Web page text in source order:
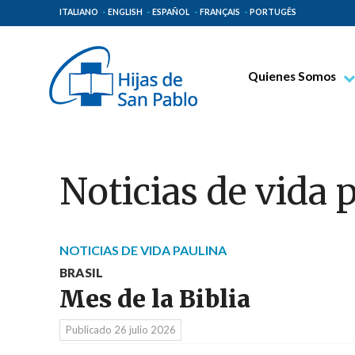
ITALIANO ENGLISH ESPAÑOL FRANÇAIS PORTUGÊS
Quienes Somos
Misión Paulina
Noticias de vida
NOTICIAS DE VIDA PAULINA
BRASIL
Mes de la Biblia
Publicado 26 julio 2026